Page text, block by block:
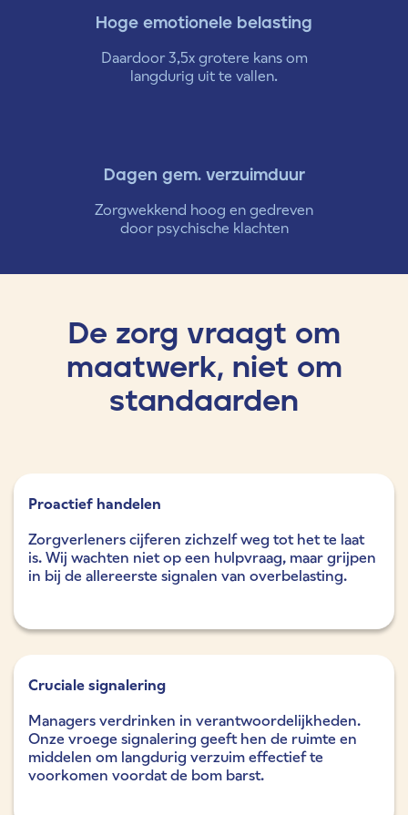
Hoge emotionele belasting
Daardoor 3,5x grotere kans om
langdurig uit te vallen.
Dagen gem. verzuimduur
Zorgwekkend hoog en gedreven
door psychische klachten
De zorg vraagt om
maatwerk, niet om
standaarden
Proactief handelen
Zorgverleners cijferen zichzelf weg tot het te laat
is. Wij wachten niet op een hulpvraag, maar grijpen
in bij de allereerste signalen van overbelasting.
Cruciale signalering
Managers verdrinken in verantwoordelijkheden.
Onze vroege signalering geeft hen de ruimte en
middelen om langdurig verzuim effectief te
voorkomen voordat de bom barst.